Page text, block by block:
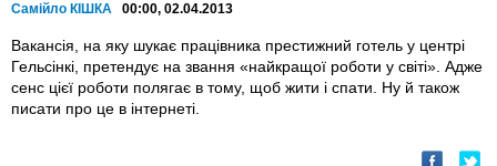
Самійло КІШКА 00:00, 02.04.2013
Вакансія, на яку шукає працівника престижний готель у центрі
Гельсінкі, претендує на звання «найкращої роботи у світі». Адже
сенс цієї роботи полягає в тому, щоб жити і спати. Ну й також
писати про це в інтернеті.